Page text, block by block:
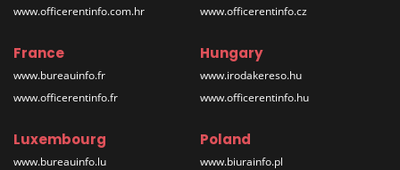
www.officerentinfo.com.hr
www.officerentinfo.cz
France
www.bureauinfo.fr
www.officerentinfo.fr
Hungary
www.irodakereso.hu
www.officerentinfo.hu
Luxembourg
www.bureauinfo.lu
Poland
www.biurainfo.pl